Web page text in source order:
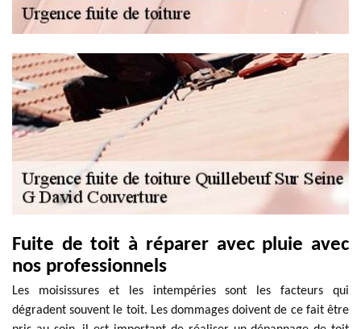
Fuite de toit à réparer avec pluie avec
nos professionnels
Les moisissures et les intempéries sont les facteurs qui
dégradent souvent le toit. Les dommages doivent de ce fait être